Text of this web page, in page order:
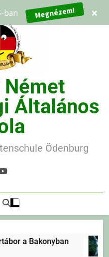
Általános
Ödenburg
a Bakonyban
ban Megnézem! ×